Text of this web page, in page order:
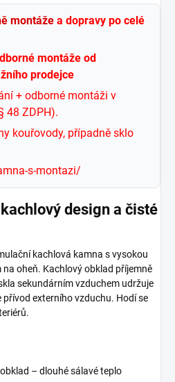
montáže a dopravy po celé
montáže od
prodejce
+ odborné montáži v
48 ZDPH).
kouřovody, případně sklo
s-montazi/
design a čisté
kachlová kamna s vysokou
oheň. Kachlový obklad příjemně
sekundárním vzduchem udržuje
přívod externího vzduchu. Hodí se
– dlouhé sálavé teplo